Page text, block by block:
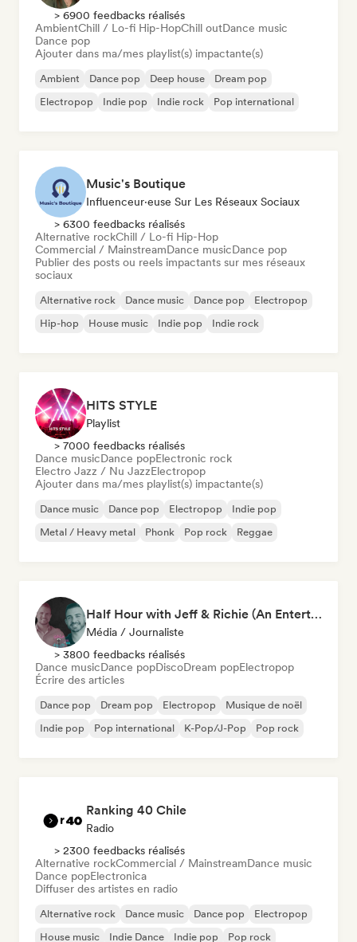
> 6900 feedbacks réalisés
AmbientChill / Lo-fi Hip-HopChill outDance music
Dance pop
Ajouter dans ma/mes playlist(s) impactante(s)
Ambient Dance pop Deep house
Dream pop
Electropop
Indie pop Indie rock Pop international
Music's Boutique
Influenceur·euse Sur Les Réseaux Sociaux
> 6300 feedbacks réalisés
Alternative rockChill / Lo-fi Hip-Hop
Commercial / MainstreamDance musicDance pop
Publier des posts ou reels impactants sur mes réseaux
sociaux
Alternative rock Dance music Dance pop
Electropop
Hip-hop
House music Indie pop Indie rock
HITS STYLE
Playlist
> 7000 feedbacks réalisés
Dance musicDance popElectronic rock
Electro Jazz / Nu JazzElectropop
Ajouter dans ma/mes playlist(s) impactante(s)
Dance music Dance pop Electropop
Indie pop
Metal / Heavy metal
Phonk Pop rock Reggae
Half Hour with Jeff & Richie (An Entertainment Podcast)
Média / Journaliste
> 3800 feedbacks réalisés
Dance musicDance popDiscoDream popElectropop
Écrire des articles
Dance pop Dream pop Electropop
Musique de noël
Indie pop
Pop international K-Pop/J-Pop Pop rock
Ranking 40 Chile
Radio
> 2300 feedbacks réalisés
Alternative rockCommercial / MainstreamDance music
Dance popElectronica
Diffuser des artistes en radio
Alternative rock Dance music Dance pop
Electropop
House music
Indie Dance Indie pop Pop rock